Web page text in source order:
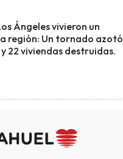
Ángeles vivieron un
región: Un tornado azotó
22 viviendas destruidas.